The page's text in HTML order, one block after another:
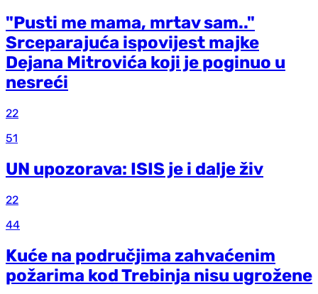
"Pusti me mama, mrtav sam.."
Srceparajuća ispovijest majke
Dejana Mitrovića koji je poginuo u
nesreći
22
51
UN upozorava: ISIS je i dalje živ
22
44
Kuće na područjima zahvaćenim
požarima kod Trebinja nisu ugrožene